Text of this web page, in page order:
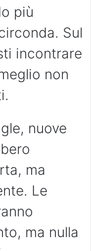
più
Sul
incontrare
non
nuove
ma
Le
ma nulla